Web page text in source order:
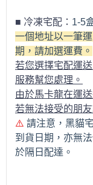
■ 冷凍宅配： 1-5
一個地址以一筆
期，請加選運費。
若您選擇宅配運
服務幫您處理。
由於馬卡龍在運
若無法接受的朋
⚠️ 請注意，黑貓
到貨日期，亦無
於隔日配達。